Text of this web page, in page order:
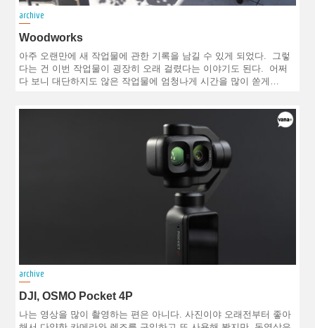
archive
Woodworks
아주 오랜만에 새 작업물에 관한 기록을 남길 수 있게 되었다. 그렇
다는 건 이번 작업물이 굉장히 오래 걸렸다는 이야기도 된다. 어쩌
다 보니 대단하지도 않은 작업물에 엄청나게 시간을 많이 쏟게…
archive
DJI, OSMO Pocket 4P
나는 영상을 많이 촬영하는 편은 아니다. 사진이야 오래전부터 좋아